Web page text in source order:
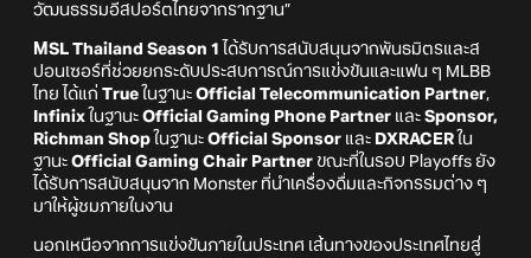
วัฒนธรรมอีสปอร์ตไทยจากรากฐาน”
MSL Thailand Season 1 ได้รับการสนับสนุนจากพันธมิตรและส
ปอนเซอร์ที่ช่วยยกระดับประสบการณ์การแข่งขันและแฟน ๆ MLBB
ไทย ได้แก่ True ในฐานะ Official Telecommunication Partner,
Infinix ในฐานะ Official Gaming Phone Partner และ Sponsor,
Richman Shop ในฐานะ Official Sponsor และ DXRACER ใน
ฐานะ Official Gaming Chair Partner ขณะที่ในรอบ Playoffs ยัง
ได้รับการสนับสนุนจาก Monster ที่นำเครื่องดื่มและกิจกรรมต่าง ๆ
มาให้ผู้ชมภายในงาน
นอกเหนือจากการแข่งขันภายในประเทศ เส้นทางของประเทศไทยสู่